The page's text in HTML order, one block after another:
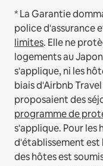
* La Garantie
police d'assurance
limites. Elle ne
logements au
s'applique, ni les
biais d'Airbnb Travel
proposaient des
programme de
s'applique. Pour les
d'établissement est
des hôtes est